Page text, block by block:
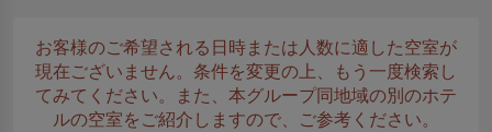
お客様のご希望される日時または人数に適した空室が
現在ございません。条件を変更の上、もう一度検索し
てみてください。また、本グループ同地域の別のホテ
ルの空室をご紹介しますので、ご参考ください。